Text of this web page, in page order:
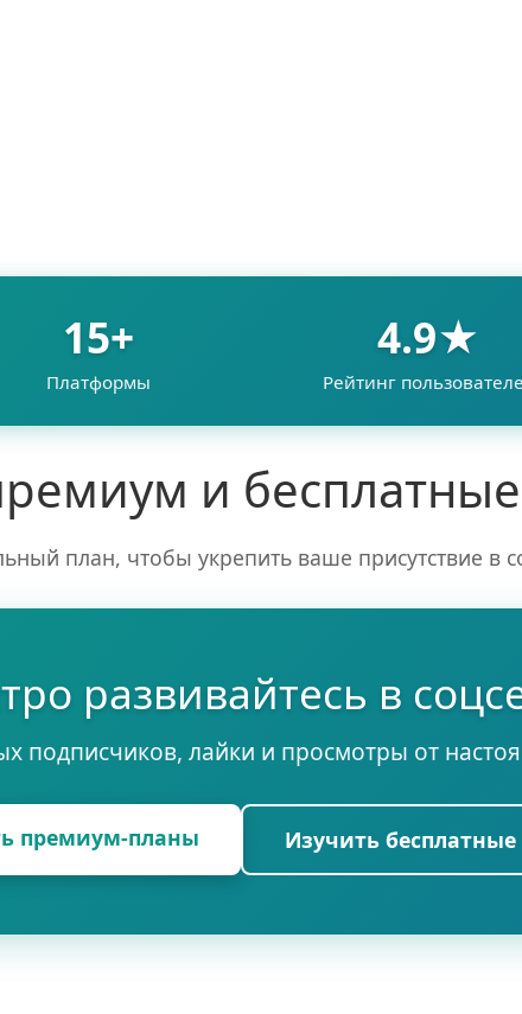
15+
Платформы
4.9★
Рейтинг
и
план, чтобы укрепить ваше присутствие в
развивайтесь в
подписчиков, лайки и просмотры от
премиум-планы Изучить